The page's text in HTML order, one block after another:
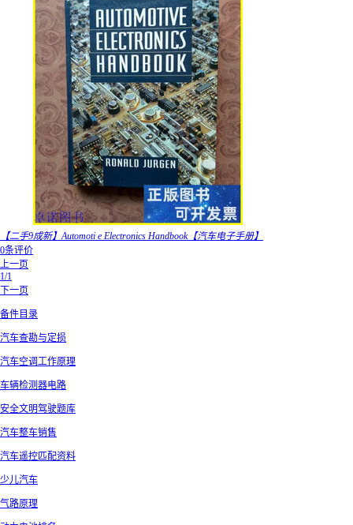
【二手9成新】Automoti e Electronics Handbook【汽车电子手册】
0条评价
上一页
1/1
下一页
备件目录
汽车查勘与定损
汽车空调工作原理
车辆检测器电路
安全文明驾驶题库
汽车整车销售
汽车遥控匹配资料
少儿汽车
气路原理